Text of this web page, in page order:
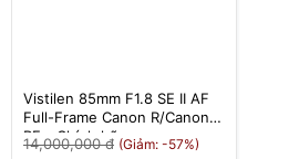
Vistilen 85mm F1.8 SE II AF
Full-Frame Canon R/Canon
RF - Chính hãng
14,000,000 đ (Giảm: -57%)